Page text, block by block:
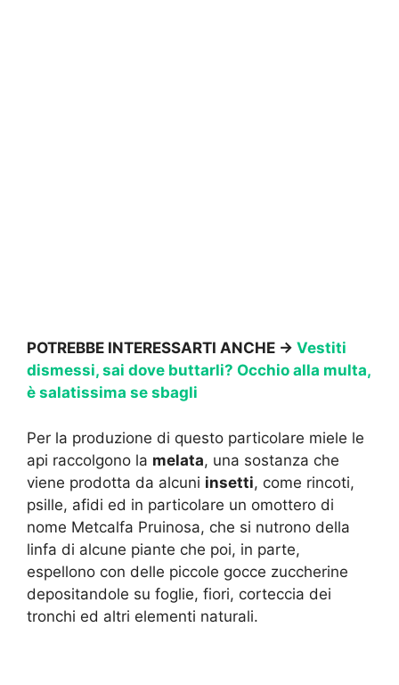
POTREBBE INTERESSARTI ANCHE → Vestiti
dismessi, sai dove buttarli? Occhio alla multa,
è salatissima se sbagli
Per la produzione di questo particolare miele le
api raccolgono la melata, una sostanza che
viene prodotta da alcuni insetti, come rincoti,
psille, afidi ed in particolare un omottero di
nome Metcalfa Pruinosa, che si nutrono della
linfa di alcune piante che poi, in parte,
espellono con delle piccole gocce zuccherine
depositandole su foglie, fiori, corteccia dei
tronchi ed altri elementi naturali.